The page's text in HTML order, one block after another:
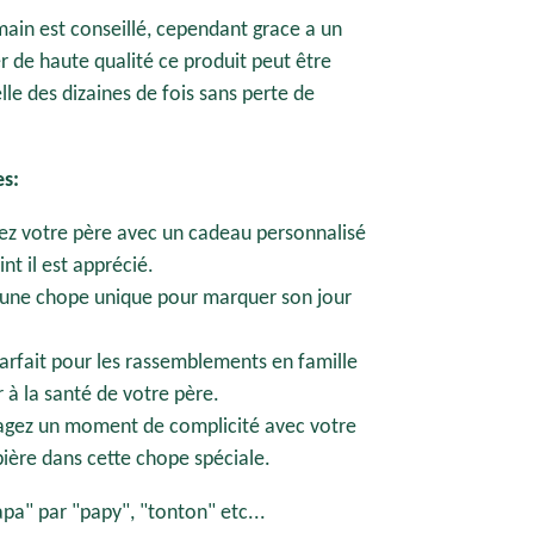
est conseillé, cependant grace a un
de haute qualité ce produit peut être
des dizaines de fois sans perte de
votre père avec un cadeau personnalisé
il est apprécié.
chope unique pour marquer son jour
pour les rassemblements en famille
la santé de votre père.
un moment de complicité avec votre
dans cette chope spéciale.
par "papy", "tonton" etc...